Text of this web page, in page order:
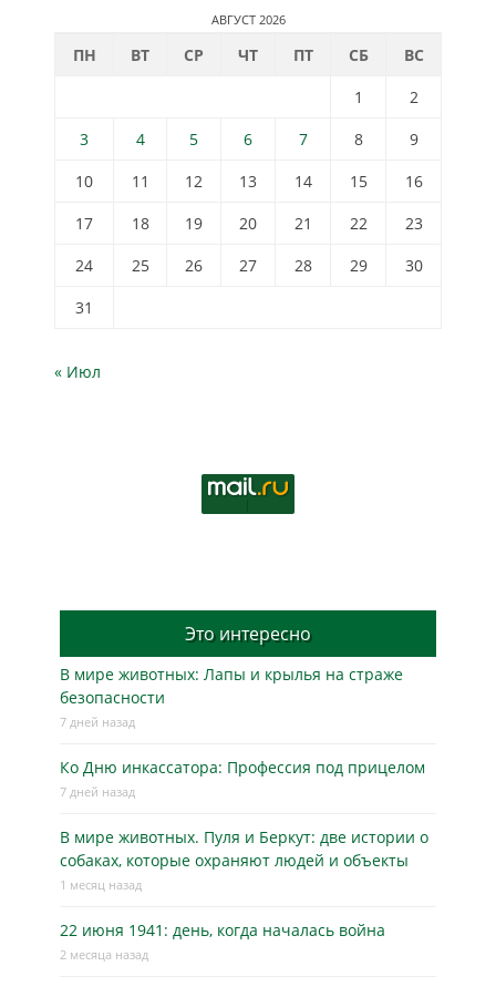
АВГУСТ 2026
ПН ВТ СР ЧТ ПТ СБ
ВС
1
2
3
4 5 6 7 8
9
10
11 12 13 14 15
16
17
18 19 20 21 22
23
24
25 26 27 28 29
30
31
« Июл
Это интересно
В мире животных: Лапы и крылья на страже
безопасности
7 дней назад
Ко Дню инкассатора: Профессия под прицелом
7 дней назад
В мире животных. Пуля и Беркут: две истории о
собаках, которые охраняют людей и объекты
1 месяц назад
22 июня 1941: день, когда началась война
2 месяца назад